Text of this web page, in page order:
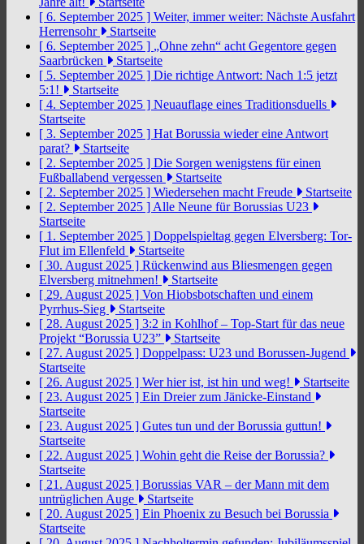
[ 6. September 2025 ] Weiter, immer weiter: Nächste Ausfahrt
Herrensohr
Startseite
[ 6. September 2025 ] „Ohne zehn“ acht Gegentore gegen
Saarbrücken
Startseite
[ 5. September 2025 ] Die richtige Antwort: Nach 1:5 jetzt
5:1!
Startseite
[ 4. September 2025 ] Neuauflage eines Traditionsduells
Startseite
[ 3. September 2025 ] Hat Borussia wieder eine Antwort
parat?
Startseite
[ 2. September 2025 ] Die Sorgen wenigstens für einen
Fußballabend vergessen
Startseite
[ 2. September 2025 ] Wiedersehen macht Freude
Startseite
[ 2. September 2025 ] Alle Neune für Borussias U23
Startseite
[ 1. September 2025 ] Doppelspieltag gegen Elversberg: Tor-
Flut im Ellenfeld
Startseite
[ 30. August 2025 ] Rückenwind aus Bliesmengen gegen
Elversberg mitnehmen!
Startseite
[ 29. August 2025 ] Von Hiobsbotschaften und einem
Pyrrhus-Sieg
Startseite
[ 28. August 2025 ] 3:2 in Kohlhof – Top-Start für das neue
Projekt “Borussia U23”
Startseite
[ 27. August 2025 ] Doppelpass: U23 und Borussen-Jugend
Startseite
[ 26. August 2025 ] Wer hier ist, ist hin und weg!
Startseite
[ 23. August 2025 ] Ein Dreier zum Jänicke-Einstand
Startseite
[ 23. August 2025 ] Gutes tun und der Borussia guttun!
Startseite
[ 22. August 2025 ] Wohin geht die Reise der Borussia?
Startseite
[ 21. August 2025 ] Borussias VAR – der Mann mit dem
untrüglichen Auge
Startseite
[ 20. August 2025 ] Ein Phoenix zu Besuch bei Borussia
Startseite